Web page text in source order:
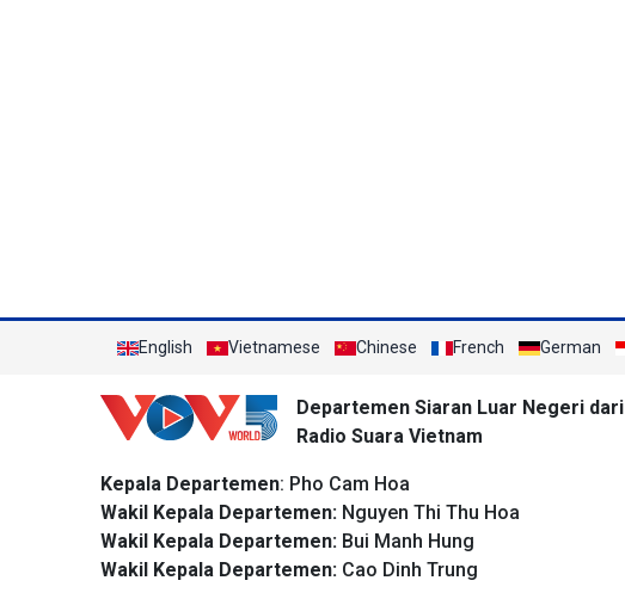
English Vietnamese Chinese French German
Departemen Siaran Luar Negeri dari
Radio Suara Vietnam
Kepala Departemen: Pho Cam Hoa
Wakil Kepala Departemen: Nguyen Thi Thu Hoa
Wakil Kepala Departemen: Bui Manh Hung
Wakil Kepala Departemen: Cao Dinh Trung